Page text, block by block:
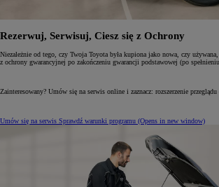
Rezerwuj, Serwisuj, Ciesz się z Ochrony
Niezależnie od tego, czy Twoja Toyota była kupiona jako nowa, czy
z ochrony gwarancyjnej po zakończeniu gwarancji podstawowej (po
Zainteresowany? Umów się na serwis online i zaznacz: rozszerzenie
Umów się na serwis Sprawdź warunki programu (Opens in new window)